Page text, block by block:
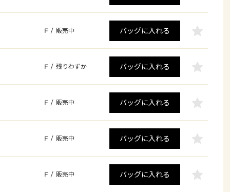
F / 販売中 バッグに入れる
F / 残りわずか バッグに入れる
F / 販売中 バッグに入れる
F / 販売中 バッグに入れる
F / 販売中 バッグに入れる